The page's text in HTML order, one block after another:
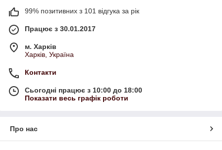
99% позитивних з 101 відгука за рік
Працює з 30.01.2017
м. Харків
Харків, Україна
Контакти
Сьогодні працює з 10:00 до 18:00
Показати весь графік роботи
Про нас